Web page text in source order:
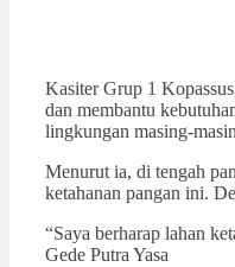
Kasiter Grup 1
dan membantu
lingkungan masing-
Menurut ia, di tengah
ketahanan pangan ini.
“Saya berharap lahan
Gede Putra Yasa